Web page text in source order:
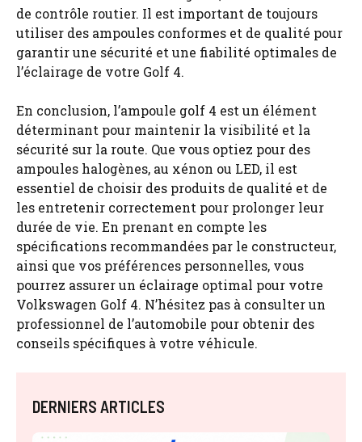
de contrôle routier. Il est important de toujours
utiliser des ampoules conformes et de qualité pour
garantir une sécurité et une fiabilité optimales de
l’éclairage de votre Golf 4.
En conclusion, l’ampoule golf 4 est un élément
déterminant pour maintenir la visibilité et la
sécurité sur la route. Que vous optiez pour des
ampoules halogènes, au xénon ou LED, il est
essentiel de choisir des produits de qualité et de
les entretenir correctement pour prolonger leur
durée de vie. En prenant en compte les
spécifications recommandées par le constructeur,
ainsi que vos préférences personnelles, vous
pourrez assurer un éclairage optimal pour votre
Volkswagen Golf 4. N’hésitez pas à consulter un
professionnel de l’automobile pour obtenir des
conseils spécifiques à votre véhicule.
DERNIERS ARTICLES